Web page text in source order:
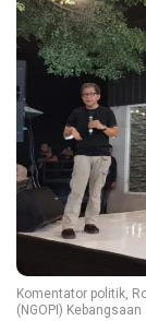
Komentator politik,
(NGOPI)